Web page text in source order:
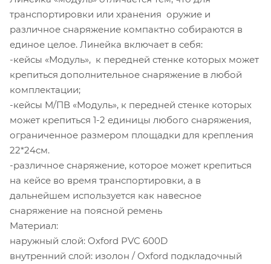
транспортировки или хранения оружие и
различное снаряжение компактно собираются в
единое целое. Линейка включает в себя:
-кейсы «Модуль», к передней стенке которых может
крепиться дополнительное снаряжение в любой
комплектации;
-кейсы М/ПВ «Модуль», к передней стенке которых
может крепиться 1-2 единицы любого снаряжения,
ограниченное размером площадки для крепления
-различное снаряжение, которое может крепиться
на кейсе во время транспортировки, а в
дальнейшем используется как навесное
снаряжение на поясной ремень
Материал:
наружный слой: Oxford PVC 600D
внутренний слой: изолон / Oxford подкладочный